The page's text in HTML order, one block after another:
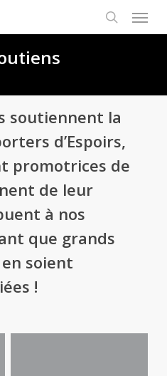
search
Menu
soutiennent la
d’Espoirs,
promotrices de
de leur
à nos
que grands
en soient
!